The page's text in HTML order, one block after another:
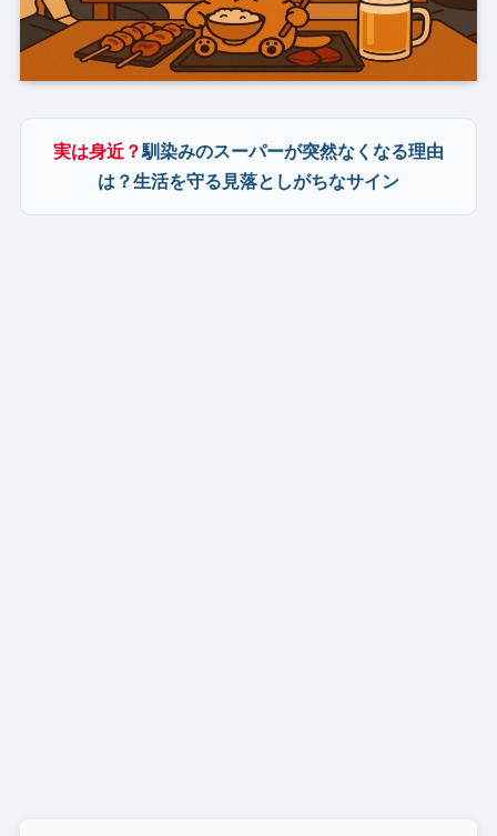
実は身近？馴染みのスーパーが突然なくなる理由
は？生活を守る見落としがちなサイン